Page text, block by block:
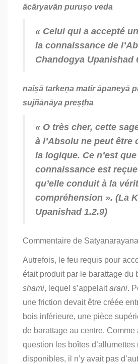
ācāryavān puruṣo veda
« Celui qui a accepté un
la connaissance de
Chandogya Upanishad
naiṣā tarkeṇa matir āpaneyā
sujñānāya preṣṭha
« O très cher, cette
à l’Absolu ne peut être
la logique. Ce n’est
connaissance est reçue
qu’elle conduit à la
compréhension ». (La
Upanishad1.2.9)
Commentaire de
Autrefois, le feu requis pour
était produit par le barattage du
shami, lequel s’appelaitarani.
une friction devait être créée
bois inférieure, une pièce
de barattage au centre. Comme
question les boîtes d’allumettes
disponibles, il n’y avait pas